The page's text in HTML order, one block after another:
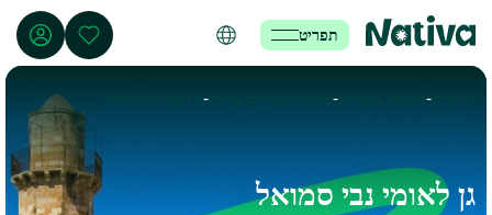
תפריט
-
-
-
גן לאומי נבי סמואל